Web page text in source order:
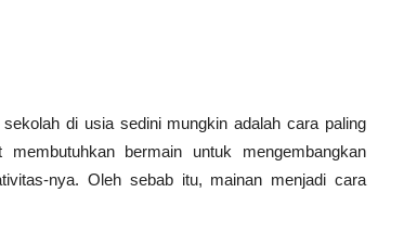
di usia sedini mungkin adalah cara paling
bermain untuk mengembangkan
nya. Oleh sebab itu, mainan menjadi cara